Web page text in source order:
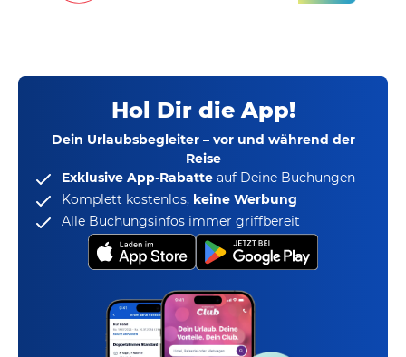
Hol Dir die App!
Dein Urlaubsbegleiter – vor und während der
Reise
Exklusive App-Rabatte auf Deine Buchungen
Komplett kostenlos, keine Werbung
Alle Buchungsinfos immer griffbereit